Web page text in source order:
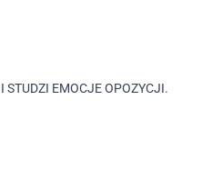
EMOCJE OPOZYCJI.